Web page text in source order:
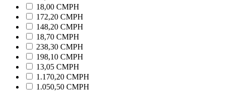
18,00 CMPH
172,20 CMPH
148,20 CMPH
18,70 CMPH
238,30 CMPH
198,10 CMPH
13,05 CMPH
1.170,20 CMPH
1.050,50 CMPH